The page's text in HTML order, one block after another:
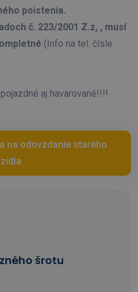
poistenia.
č. 223/2001 Z.z, , musí
(Info na tel. čísle
aj havarované!!!!
na odovzdanie starého
šrotu